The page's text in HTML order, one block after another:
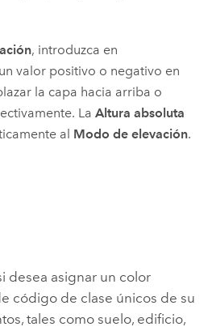
, introduzca en
un valor positivo o negativo en
la capa hacia arriba o
La Altura absoluta
al Modo de elevación.
desea asignar un color
código de clase únicos de su
tales como suelo, edificio,